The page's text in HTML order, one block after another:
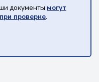
документы могут
проверке.